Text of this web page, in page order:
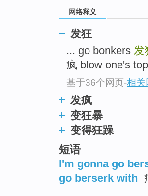
网络释义
发狂
... go bonkers 发
疯 blow one's top
基于36个网页-相关
发疯
变狂暴
变得狂躁
短语
I'm gonna go
go berserk with